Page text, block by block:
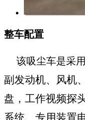
整车配置
该吸尘车是采
副发动机、风机
盘，工作视频探